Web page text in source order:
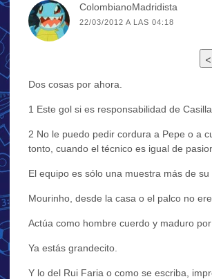
ColombianoMadridista
22/03/2012 A LAS 04:18
Dos cosas por ahora.
1 Este gol si es responsabilidad de
2 No le puedo pedir cordura a Pepe o a
tonto, cuando el técnico es igual de
El equipo es sólo una muestra más de su
Mourinho, desde la casa o el palco no
Actúa como hombre cuerdo y maduro por
Ya estás grandecito.
Y lo del Rui Faria o como se escriba,